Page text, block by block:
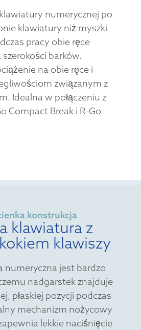
numerycznej po
klawiatury niż myszki
pracy obie ręce
barków.
na obie ręce i
związanym z
Idealna w połączeniu z
Compact Break i R-Go
konstrukcja
klawiatura z
klawiszy
numeryczna jest bardzo
nadgarstek znajduje
płaskiej pozycji podczas
mechanizm nożycowy
lekkie naciśnięcie